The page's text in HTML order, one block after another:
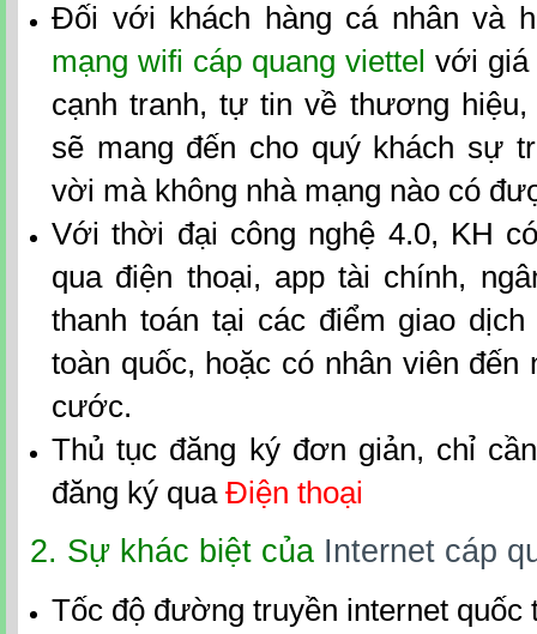
Đối với khách hàng cá nhân và
mạng wifi cáp quang viettel với giá
cạnh tranh, tự tin về thương
sẽ mang đến cho quý khách sự
vời mà không nhà mạng nào có
Với thời đại công nghệ 4.0, KH
qua điện thoại, app tài chính,
thanh toán tại các điểm giao
toàn quốc, hoặc có nhân viên đến
cước.
Thủ tục đăng ký đơn giản, chỉ
đăng ký qua Điện thoại
2. Sự khác biệt của Internet cáp
Tốc độ đường truyền internet quốc